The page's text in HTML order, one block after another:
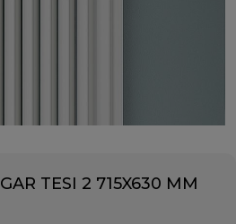
TESI 2 715X630 MM